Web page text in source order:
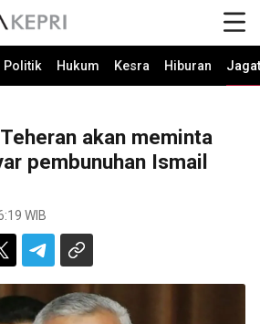
Politik Hukum Kesra Hiburan Jagat
akan meminta
pembunuhan Ismail
WIB